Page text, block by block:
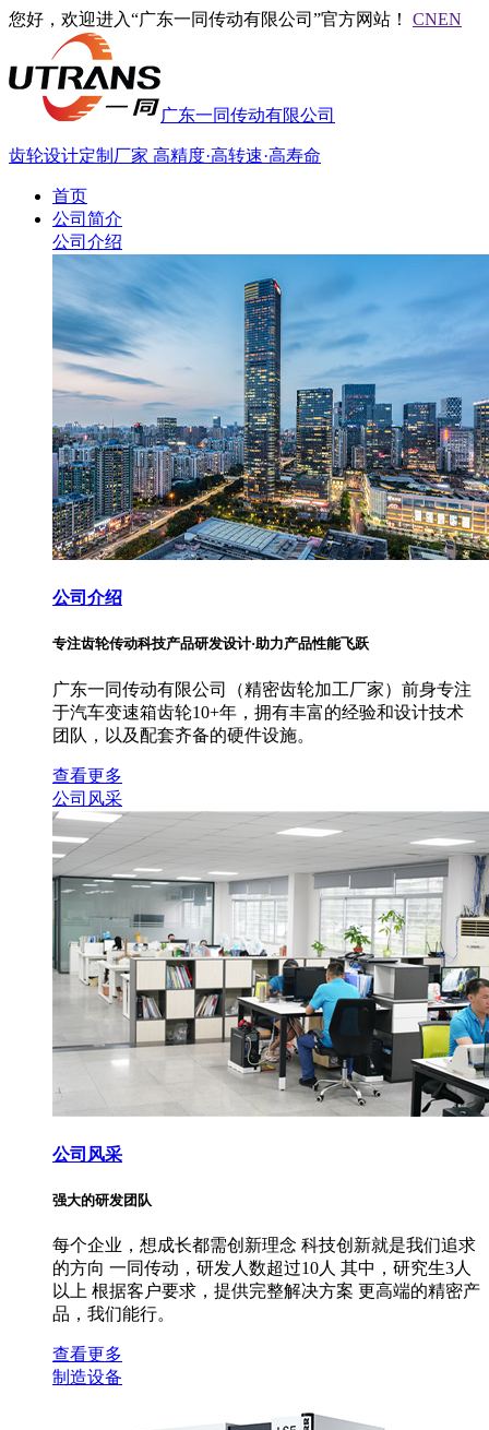
您好，欢迎进入“广东一同传动有限公司”官方网站！ CNEN
广东一同传动有限公司
齿轮设计定制厂家 高精度·高转速·高寿命
首页
公司简介
公司介绍
公司介绍
专注齿轮传动科技产品研发设计·助力产品性能飞跃
广东一同传动有限公司（精密齿轮加工厂家）前身专注
于汽车变速箱齿轮10+年，拥有丰富的经验和设计技术
团队，以及配套齐备的硬件设施。
查看更多
公司风采
公司风采
强大的研发团队
每个企业，想成长都需创新理念 科技创新就是我们追求
的方向 一同传动，研发人数超过10人 其中，研究生3人
以上 根据客户要求，提供完整解决方案 更高端的精密产
品，我们能行。
查看更多
制造设备